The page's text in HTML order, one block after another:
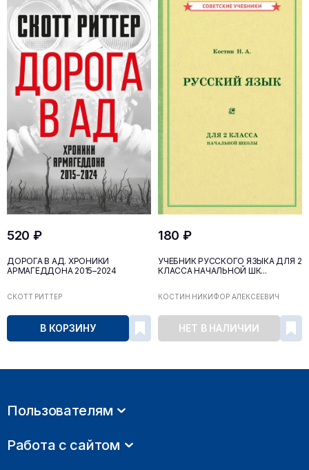
520 ₽
ДОРОГА В АД. ХРОНИКИ
АРМАГЕДДОНА 2015–2024
СКОТТ РИТТЕР
В КОРЗИНУ
180 ₽
УЧЕБНИК РУССКОГО ЯЗЫКА ДЛЯ 2
КЛАССА НАЧАЛЬНОЙ ШК...
КОСТИН НИКИФОР АЛЕКСЕЕВИЧ
НЕТ В НАЛИЧИИ
Пользователям
Работа с сайтом